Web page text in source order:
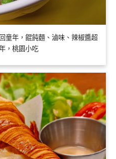
童年，餛飩麵、滷味、辣椒醬超
，桃園小吃